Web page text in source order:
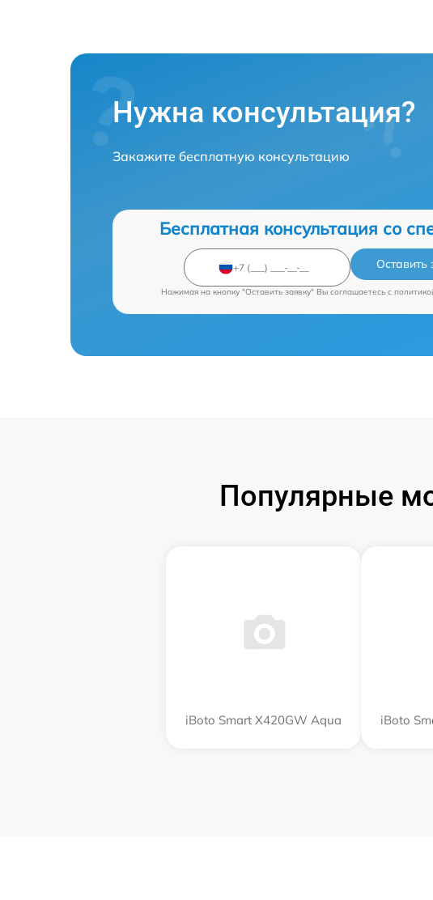
Нужна консультация?
Закажите бесплатную консультацию
Бесплатная консультация со
Оставить
Нажимая на кнопку "Оставить заявку" Вы соглашаетесь c
Популярные
iBoto Smart Х420GW Aqua iBoto